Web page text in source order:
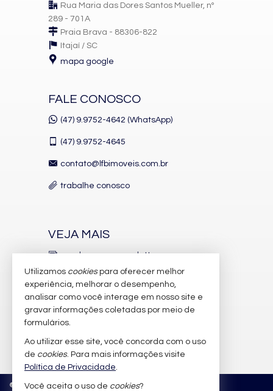
Rua Maria das Dores Santos Mueller, nº
289 - 701A
Praia Brava - 88306-822
Itajaí / SC
mapa google
FALE CONOSCO
(47) 9.9752-4642 (WhatsApp)
(47) 9.9752-4645
contato@lfbimoveis.com.br
trabalhe conosco
VEJA MAIS
receba nosso newsletter
indicadores financeiros
cadastre seu imóvel
imóveis favoritos
mapa de imóveis
© 2026 CRECI/SC 6.388-J Política de Privacidade
Utilizamos cookiespara oferecer melhor
experiência, melhorar o desempenho,
analisar como você interage em nosso site e
gravar informações coletadas por meio de
formulários.
Ao utilizar esse site, você concorda com o uso
de cookies. Para mais informações visite
Política de Privacidade.
Você aceita o uso de cookies?